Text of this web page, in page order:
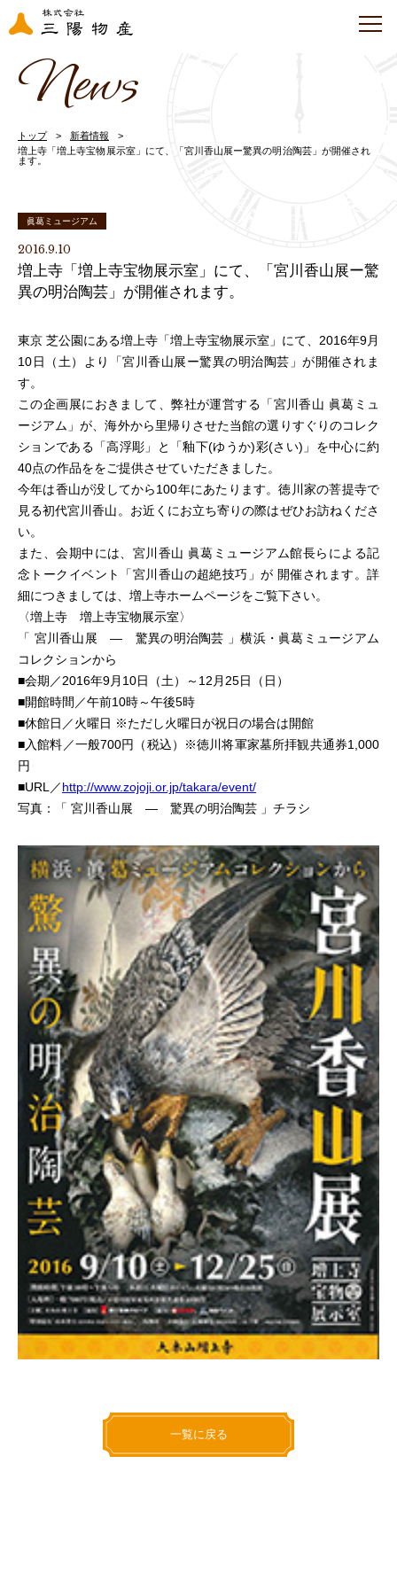
News
トップ
新着情報
増上寺「増上寺宝物展示室」にて、「宮川香山展ー驚異の明治陶芸」が開催され
ます。
眞葛ミュージアム
2016.9.10
増上寺「増上寺宝物展示室」にて、「宮川香山展ー驚
異の明治陶芸」が開催されます。
東京 芝公園にある増上寺「増上寺宝物展示室」にて、2016年9月
10日（土）より「宮川香山展ー驚異の明治陶芸」が開催されま
す。
この企画展におきまして、弊社が運営する「宮川香山 眞葛ミュ
ージアム」が、海外から里帰りさせた当館の選りすぐりのコレク
ションである「高浮彫」と「釉下(ゆうか)彩(さい)」を中心に約
40点の作品ををご提供させていただきました。
今年は香山が没してから100年にあたります。徳川家の菩提寺で
見る初代宮川香山。お近くにお立ち寄りの際はぜひお訪ねくださ
い。
また、会期中には、宮川香山 眞葛ミュージアム館長らによる記
念トークイベント「宮川香山の超絶技巧」が 開催されます。詳
細につきましては、増上寺ホームページをご覧下さい。
〈増上寺 増上寺宝物展示室〉
「 宮川香山展 ― 驚異の明治陶芸 」横浜・眞葛ミュージアム
コレクションから
■会期／2016年9月10日（土）～12月25日（日）
■開館時間／午前10時～午後5時
■休館日／火曜日 ※ただし火曜日が祝日の場合は開館
■入館料／一般700円（税込）※徳川将軍家墓所拝観共通券1,000
円
■URL／http://www.zojoji.or.jp/takara/event/
写真：「 宮川香山展 ― 驚異の明治陶芸 」チラシ
一覧に戻る